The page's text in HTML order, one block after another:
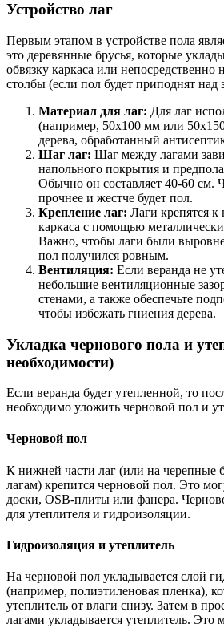
Устройство лаг
Первым этапом в устройстве пола
это деревянные брусья, которые
обвязку каркаса или
столбы (если пол будет приподнят над
Материал для лаг: Для лаг
(например, 50х100 мм или
дерева, обработанный
Шаг лаг: Шаг между лагами
напольного покрытия и
Обычно он составляет 40-60 см.
прочнее и жестче будет пол.
Крепление лаг: Лаги крепятся
каркаса с помощью
Важно, чтобы лаги были
пол получился ровным.
Вентиляция: Если веранда не
небольшие вентиляционные
стенами, а также обеспечьте
чтобы избежать гниения дерева.
Укладка чернового пола и
необходимости)
Если веранда будет утепленной, то
необходимо уложить черновой пол и
Черновой пол
К нижней части лаг (или на черепные
лагам) крепится черновой пол. Это
доски, OSB-плиты или фанера.
для утеплителя и гидроизоляции.
Гидроизоляция и утеплитель
На черновой пол укладывается слой
(например, полиэтиленовая пленка),
утеплитель от влаги снизу. Затем в
лагами укладывается утеплитель. Это